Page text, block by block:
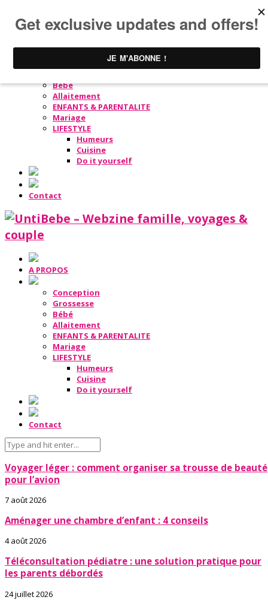
Bébé
Allaitement
ENFANTS & PARENTALITE
Mariage
LIFESTYLE
Humeurs
Cuisine
Do it yourself
Contact
A PROPOS
Conception
Grossesse
Bébé
Allaitement
ENFANTS & PARENTALITE
Mariage
LIFESTYLE
Humeurs
Cuisine
Do it yourself
Contact
Voyager léger : comment organiser sa trousse de beauté
pour l’avion
7 août 2026
Aménager une chambre d’enfant : 4 conseils
4 août 2026
Téléconsultation pédiatre : une solution pratique pour
les parents débordés
24 juillet 2026